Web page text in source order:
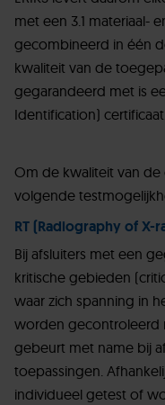
met een 3.1 materiaal-
gecombineerd in één
kwaliteit van de
gegarandeerd met is
Identification)
Om de kwaliteit van
volgende
RT (Radiography of X-
Bij afsluiters met een
kritische gebieden
waar zich spanning in
worden gecontroleerd
gebeurt met name bij
toepassingen.
individueel getest of